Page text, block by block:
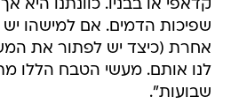
קדאפי או בבניו. כוונתנו היא
שפיכות הדמים. אם למישהו
אחרת (כיצד יש לפתור את
לנו אותם. מעשי הטבח הללו
שבועות".